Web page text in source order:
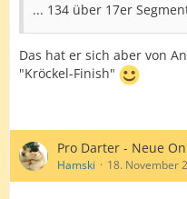
... 134 über 17er
Das hat er sich aber von
"Kröckel-Finish"
Pro Darter - Neue
Hamski 18. November